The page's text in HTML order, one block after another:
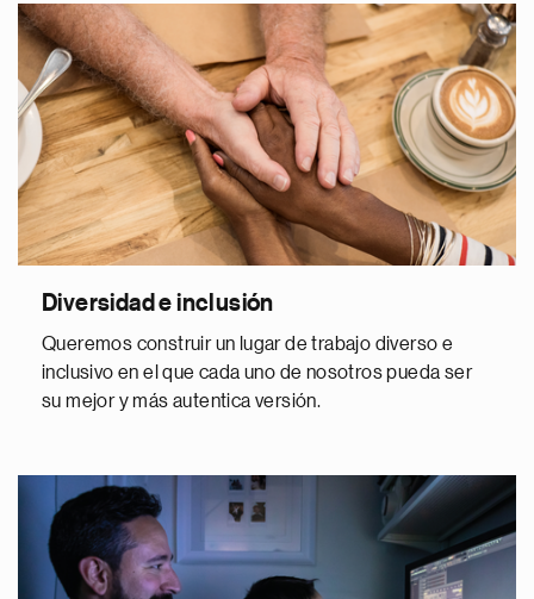
Diversidad e inclusión
Queremos construir un lugar de trabajo diverso e
inclusivo en el que cada uno de nosotros pueda ser
su mejor y más autentica versión.